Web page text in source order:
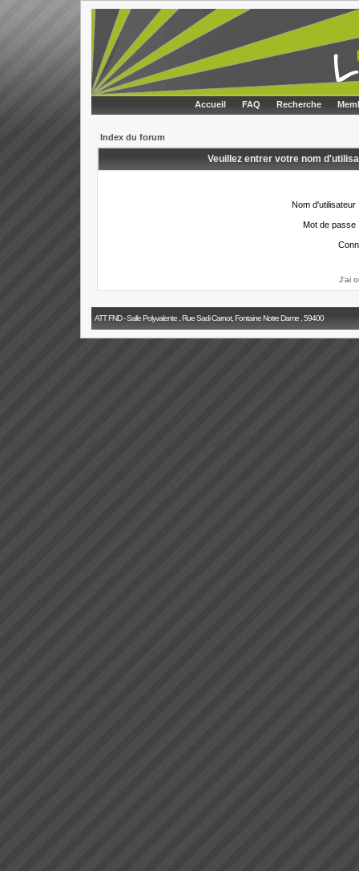
Accueil FAQ Recherche
Index du forum
Veuillez entrer votre nom
Nom d'utilisateur
Mot de passe
J'ai
ATT FND - Salle Polyvalente , Rue Sadi Carnot, Fontaine Notre Dame , 59400